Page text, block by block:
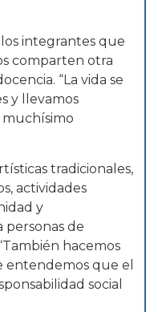
integrantes que
comparten otra
“La vida se
y llevamos
muchísimo
tradicionales,
actividades
y
personas de
hacemos
entendemos que el
social